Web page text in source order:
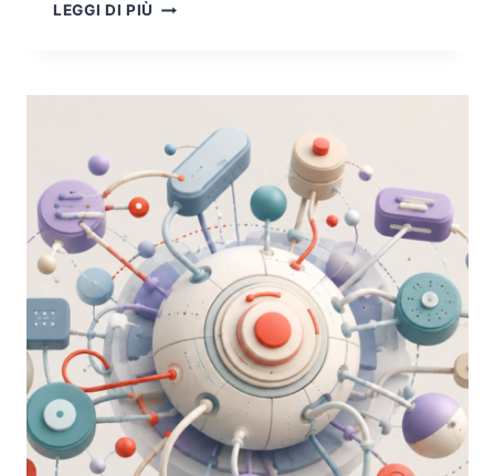
LEGGI DI PIÙ DEEPFAKE:
CHE
MA
VERO
CHE
POSSIAMO
NEGARE